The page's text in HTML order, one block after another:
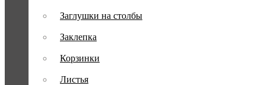
Заглушки на столбы
Заклепка
Корзинки
Листья